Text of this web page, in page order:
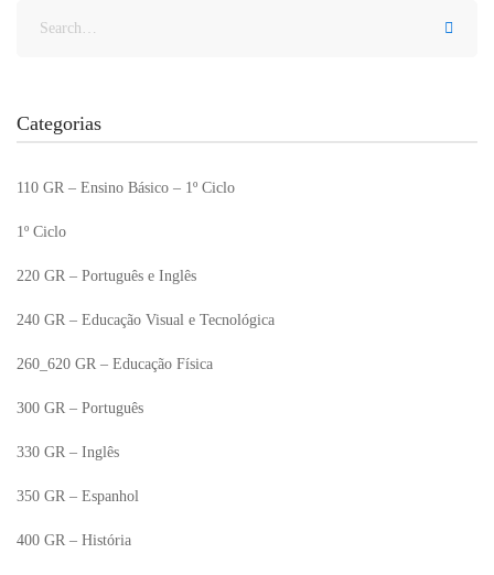
Categorias
110 GR – Ensino Básico – 1º Ciclo
1º Ciclo
220 GR – Português e Inglês
240 GR – Educação Visual e Tecnológica
260_620 GR – Educação Física
300 GR – Português
330 GR – Inglês
350 GR – Espanhol
400 GR – História